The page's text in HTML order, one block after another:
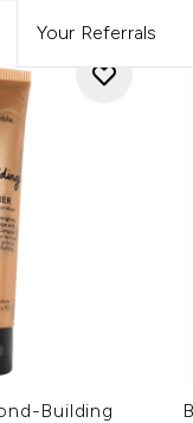
Your Referrals
Building